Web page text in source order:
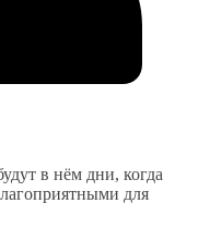
в нём дни, когда
для